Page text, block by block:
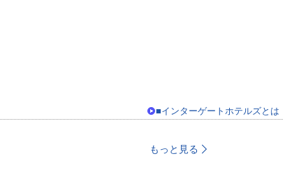
■インターゲートホテルズとは
もっと見る